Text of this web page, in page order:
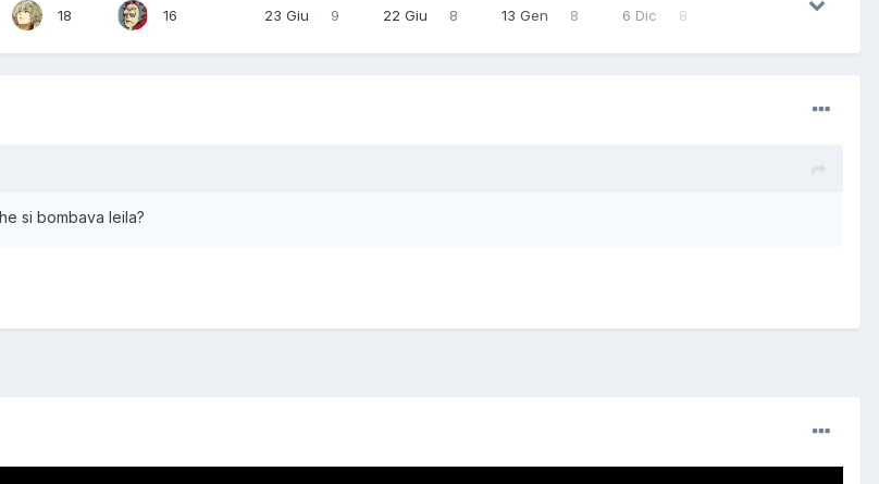
18 16 23 Giu 9 22 Giu 8 13 Gen 8 6 Dic 8
si bombava leila?